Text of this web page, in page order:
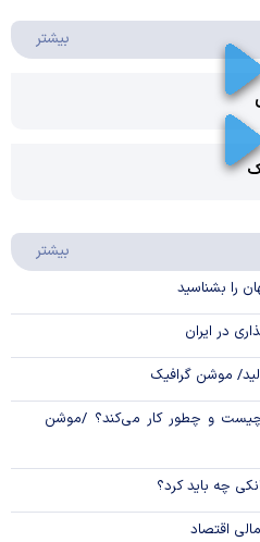
بیشتر
Video
بیشتر
در ایران
موشن گرافیک
و چطور کار می‌کند؟ /موشن
چه باید کرد؟
اقتصاد